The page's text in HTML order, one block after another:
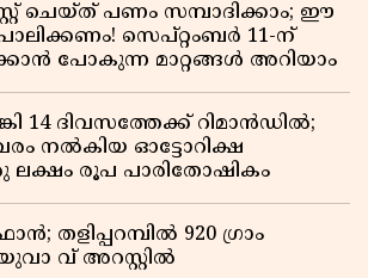
ചെയ്ത് പണം സമ്പാദിക്കാം; ഈ
സെപ്റ്റംബർ 11-ന്
പോകുന്ന മാറ്റങ്ങൾ അറിയാം
ദിവസത്തേക്ക് റിമാൻഡിൽ;
നൽകിയ ഓട്ടോറിക്ഷ
രൂപ പാരിതോഷികം
തളിപ്പറമ്പിൽ 920 ഗ്രാം
വ് അറസ്റ്റിൽ